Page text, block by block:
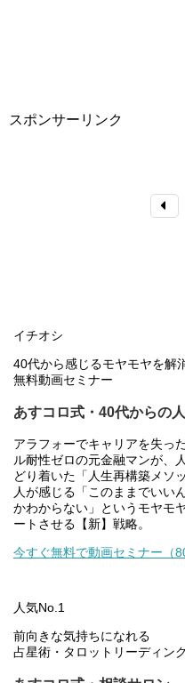
スポンサーリンク
イチオシ
40代から感じるモヤモヤを解
無料動画セミナー
あすコロ式・40代からの
アラフォーでキャリアを失っ
ル耐性ゼロの元金融マンが、
どり着いた「人生再構築メソ
人が感じる「このままでいい
かわからない」というモヤモ
ートさせる【新】戦略。
今すぐ無料で動画セミナー（
人気No.1
前向きな気持ちになれる
占星術・タロットリーディン